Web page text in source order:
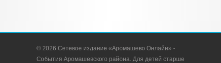
© 2026 Сетевое издание «Аромашево Онлайн» -
События Аромашевского района. Для детей старше